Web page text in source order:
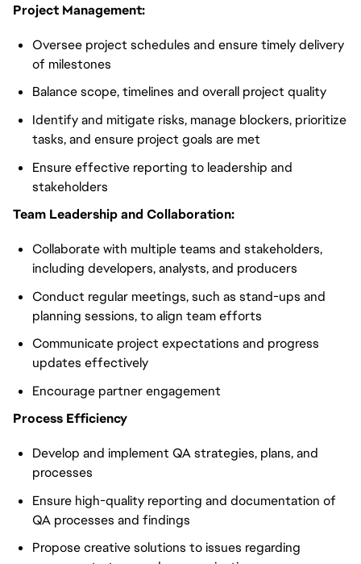
Project Management:
Oversee project schedules and ensure timely delivery
of milestones
Balance scope, timelines and overall project quality
Identify and mitigate risks, manage blockers, prioritize
tasks, and ensure project goals are met
Ensure effective reporting to leadership and
stakeholders
Team Leadership and Collaboration:
Collaborate with multiple teams and stakeholders,
including developers, analysts, and producers
Conduct regular meetings, such as stand-ups and
planning sessions, to align team efforts
Communicate project expectations and progress
updates effectively
Encourage partner engagement
Process Efficiency
Develop and implement QA strategies, plans, and
processes
Ensure high-quality reporting and documentation of
QA processes and findings
Propose creative solutions to issues regarding